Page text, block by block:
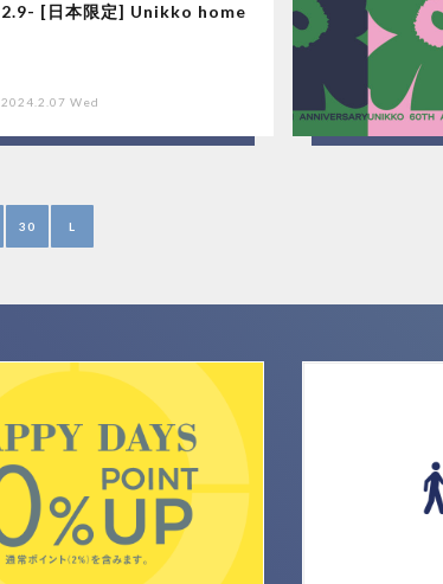
2.9- [日本限定] Unikko home
2024.2.07 Wed
30 L